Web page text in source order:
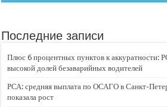
Последние записи
Плюс 6 процентных пунктов к аккуратности:
высокой долей безаварийных водителей
РСА: средняя выплата по ОСАГО в Санкт-
показала рост